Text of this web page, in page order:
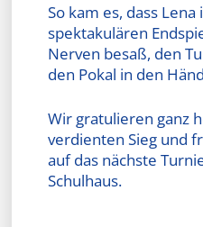
So kam es, dass Lena
spektakulären
Nerven besaß, den
den Pokal in den
Wir gratulieren ganz
verdienten Sieg und
auf das nächste
Schulhaus.